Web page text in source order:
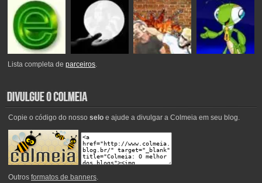
Lista completa deparceiros.
Copie o código do nosso seloe ajude a divulgar a Colmeia em seu blog.
Outros formatos de banners.